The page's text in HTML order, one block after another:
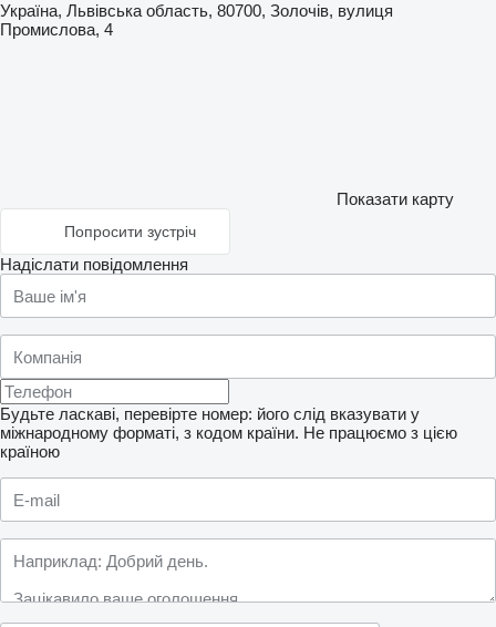
Україна, Львівська область, 80700, Золочів, вулиця
Промислова, 4
Показати карту
Попросити зустріч
Надіслати повідомлення
Будьте ласкаві, перевірте номер: його слід вказувати у
міжнародному форматі, з кодом країни. Не працюємо з цією
країною